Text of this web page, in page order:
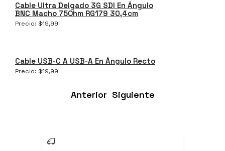
Cable Ultra Delgado 3G SDI En Ángulo
BNC Macho 75Ohm RG179 30,4cm
Precio: $19,99
Cable USB-C A USB-A En Ángulo Recto
Precio: $19,99
Anterior Siguiente